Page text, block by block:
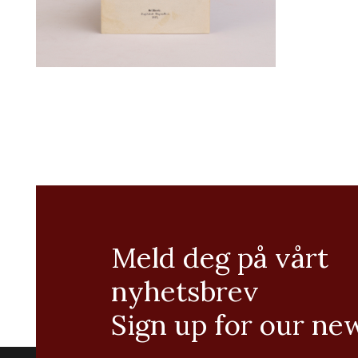
Meld deg på vårt
nyhetsbrev
Sign up for our